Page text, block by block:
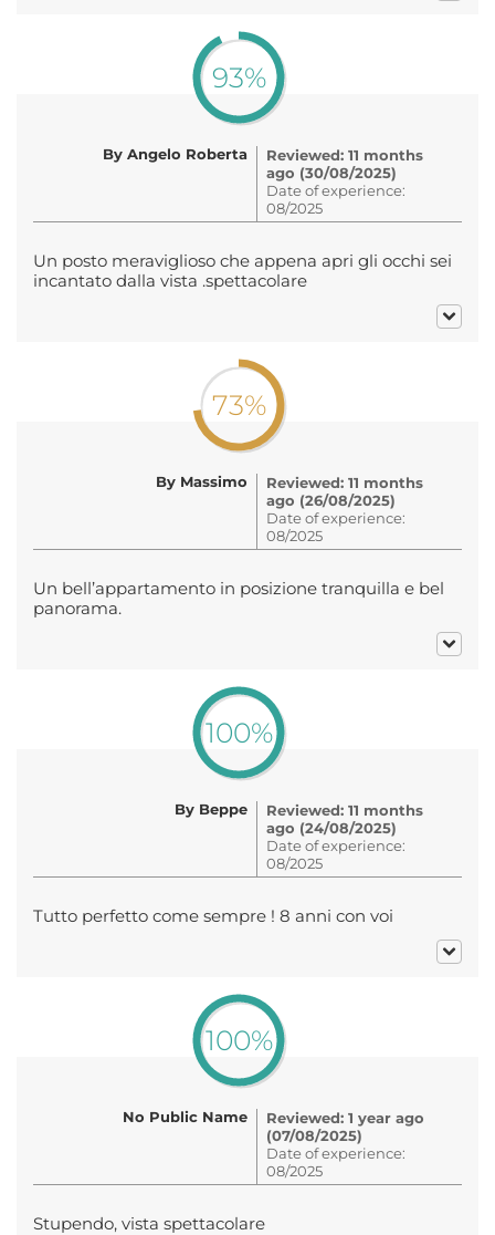
93%
By Angelo Roberta
Reviewed: 11 months
ago (30/08/2025)
Date of experience:
08/2025
Un posto meraviglioso che appena apri gli occhi sei
incantato dalla vista .spettacolare
73%
By Massimo
Reviewed: 11 months
ago (26/08/2025)
Date of experience:
08/2025
Un bell’appartamento in posizione tranquilla e bel
panorama.
100%
By Beppe
Reviewed: 11 months
ago (24/08/2025)
Date of experience:
08/2025
Tutto perfetto come sempre ! 8 anni con voi
100%
No Public Name
Reviewed: 1 year ago
(07/08/2025)
Date of experience:
08/2025
Stupendo, vista spettacolare